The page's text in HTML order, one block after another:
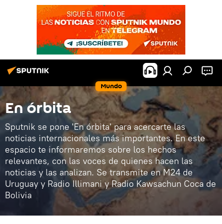
Mundo
En órbita
Sputnik se pone 'En órbita' para acercarte las
noticias internacionales más importantes. En este
espacio te informaremos sobre los hechos
relevantes, con las voces de quienes hacen las
noticias y las analizan. Se transmite en M24 de
Uruguay y Radio Illimani y Radio Kawsachun Coca de
Bolivia